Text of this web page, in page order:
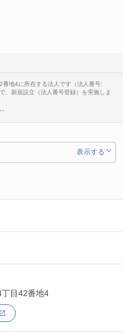
地4に所在する法人です（法人番号:
新規設立（法人番号登録）を実施しま
表示する
目42番地4